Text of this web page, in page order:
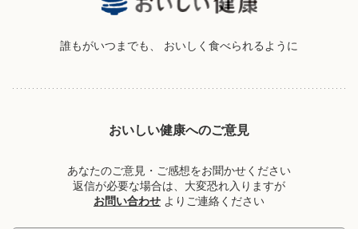
誰もがいつまでも、 おいしく食べられるように
おいしい健康へのご意見
あなたのご意見・ご感想をお聞かせください
返信が必要な場合は、大変恐れ入りますが
お問い合わせ よりご連絡ください